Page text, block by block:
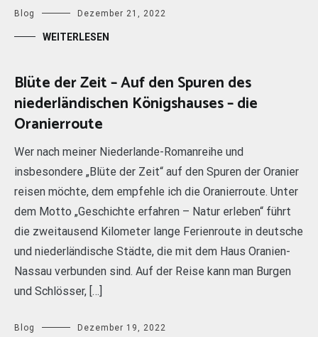
Blog Dezember 21, 2022
WEITERLESEN
Blüte der Zeit – Auf den Spuren des
niederländischen Königshauses – die
Oranierroute
Wer nach meiner Niederlande-Romanreihe und
insbesondere „Blüte der Zeit“ auf den Spuren der Oranier
reisen möchte, dem empfehle ich die Oranierroute. Unter
dem Motto „Geschichte erfahren – Natur erleben“ führt
die zweitausend Kilometer lange Ferienroute in deutsche
und niederländische Städte, die mit dem Haus Oranien-
Nassau verbunden sind. Auf der Reise kann man Burgen
und Schlösser, […]
Blog Dezember 19, 2022